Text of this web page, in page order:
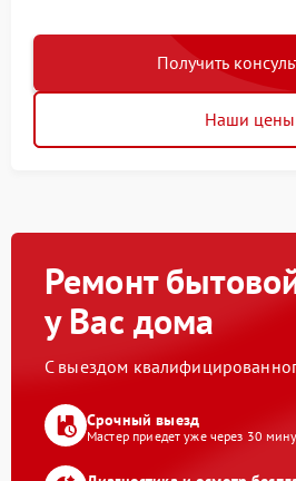
Получить
Наши цены
Ремонт
у Вас дома
С выездом
Срочный выезд
Мастер приедет уже через 30